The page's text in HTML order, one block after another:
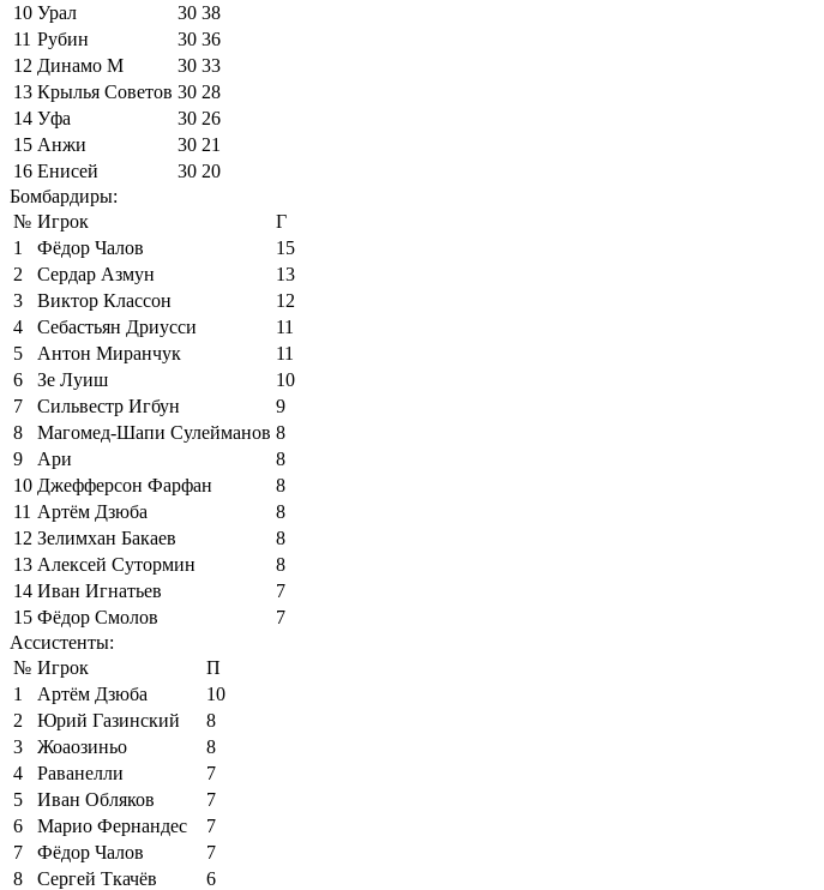
10 Урал 30 38
11 Рубин 30 36
12 Динамо М 30 33
13 Крылья Советов 30 28
14 Уфа 30 26
15 Анжи 30 21
16 Енисей 30 20
Бомбардиры:
№ Игрок
Г
1
Фёдор Чалов
15
2
Сердар Азмун
13
3
Виктор Классон
12
4
Себастьян Дриусси
11
5
Антон Миранчук
11
6
Зе Луиш
10
7
Сильвестр Игбун
9
8
Магомед-Шапи Сулейманов 8
9
Ари
8
10 Джефферсон Фарфан
8
11 Артём Дзюба
8
12 Зелимхан Бакаев
8
13 Алексей Сутормин
8
14 Иван Игнатьев
7
15 Фёдор Смолов
7
Ассистенты:
№ Игрок
П
1
Артём Дзюба
10
2
Юрий Газинский
8
3
Жоаозиньо
8
4
Раванелли
7
5
Иван Обляков
7
6
Марио Фернандес
7
7
Фёдор Чалов
7
8
Сергей Ткачёв
6